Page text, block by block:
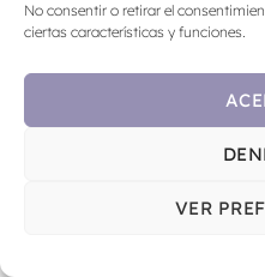
No consentir o retirar el
ciertas características y funciones.
VER